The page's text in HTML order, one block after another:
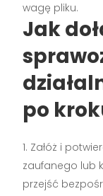
wagę pliku.
Jak
po
Załóż i
zaufanego lub
przejść